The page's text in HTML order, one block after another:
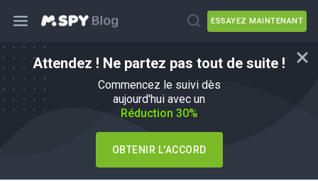
ESSAYEZ MAINTENANT
Attendez ! Ne partez pas tout de suite !
Commencez le suivi dès
aujourd'hui avec un
Réduction 30%
OBTENIR L'ACCORD